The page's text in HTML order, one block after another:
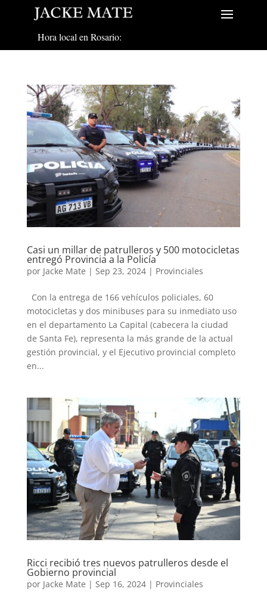
Hora local en Rosario:
Casi un millar de patrulleros y 500 motocicletas
entregó Provincia a la Policía
por Jacke Mate | Sep 23, 2024| Provinciales
Con la entrega de 166 vehículos policiales, 60
motocicletas y dos minibuses para su inmediato uso
en el departamento La Capital (cabecera la ciudad
de Santa Fe), representa la más grande de la actual
gestión provincial, y el Ejecutivo provincial completo
en...
Ricci recibió tres nuevos patrulleros desde el
Gobierno provincial
por Jacke Mate | Sep 16, 2024| Provinciales